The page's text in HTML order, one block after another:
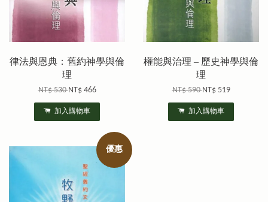
律法與恩典：舊約神學與倫
理
NT$ 530NT$ 466
加入購物車
權能與治理 – 歷史神學與倫
理
NT$ 590NT$ 519
加入購物車
優惠